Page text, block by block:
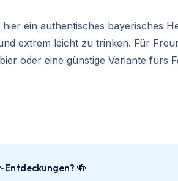
ein authentisches bayerisches
extrem leicht zu trinken. Für
oder eine günstige Variante fürs
🍻